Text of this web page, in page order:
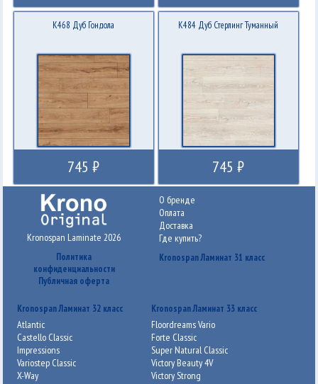
K468 Дуб Гондола
745 ₽
K484 Дуб Стерлинг Туманный
745 ₽
Kronospan Laminate 2026
Политика
конфиденциальности
Публичная оферта
О бренде
Оплата
Доставка
Где купить?
Kronospan Ламинат 31 класс
Kronospan Ламинат 32 класс
Atlantic
Castello Classic
Impressions
Variostep Classic
X-Way
Kronospan Ламинат 33 класс
Floordreams Vario
Forte Classic
Super Natural Classic
Victory Beauty 4V
Victory Strong